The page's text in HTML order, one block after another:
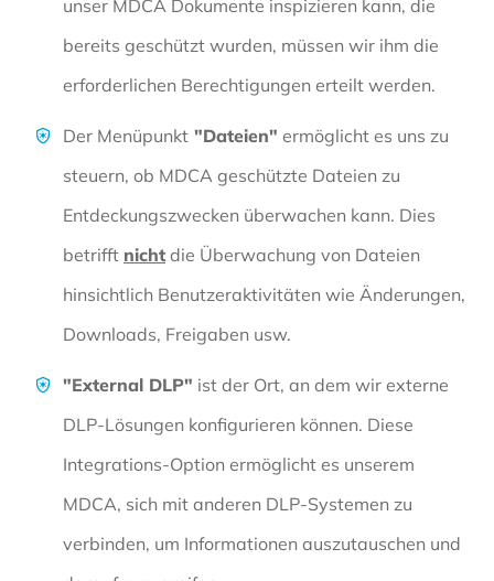
unser MDCA Dokumente inspizieren kann, die
bereits geschützt wurden, müssen wir ihm die
erforderlichen Berechtigungen erteilt werden.
Der Menüpunkt "Dateien" ermöglicht es uns zu
steuern, ob MDCA geschützte Dateien zu
Entdeckungszwecken überwachen kann. Dies
betrifft nicht die Überwachung von Dateien
hinsichtlich Benutzeraktivitäten wie Änderungen,
Downloads, Freigaben usw.
"External DLP" ist der Ort, an dem wir externe
DLP-Lösungen konfigurieren können. Diese
Integrations-Option ermöglicht es unserem
MDCA, sich mit anderen DLP-Systemen zu
verbinden, um Informationen auszutauschen und